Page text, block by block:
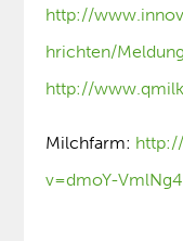
http://
hrichten/
http://
Milchfarm:
v=dmoY-VmlNg4